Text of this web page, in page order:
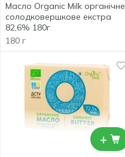
Масло Organic Milk органічне
солодковершкове екстра
82,6% 180г
180 г
+